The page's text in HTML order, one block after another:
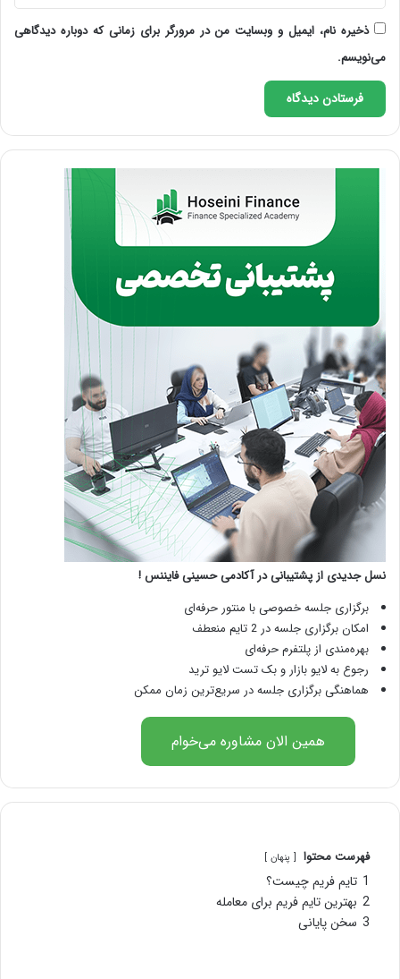
ذخیره نام، ایمیل و وبسایت من در مرورگر برای زمانی که دوباره دیدگاهی
می‌نویسم.
نسل جدیدی از پشتیبانی در آکادمی حسینی فایننس !
برگزاری جلسه خصوصی با منتور حرفه‌ای
امکان برگزاری جلسه در 2 تایم منعطف
بهره‌مندی از پلتفرم حرفه‌ای
رجوع به لایو بازار و بک تست لایو ترید
هماهنگی برگزاری جلسه در سریع‌ترین زمان ممکن
همین الان مشاوره می‌خوام
فهرست محتوا پنهان
1 تایم فریم چیست؟
2 بهترین تایم فریم برای معامله
3 سخن پایانی